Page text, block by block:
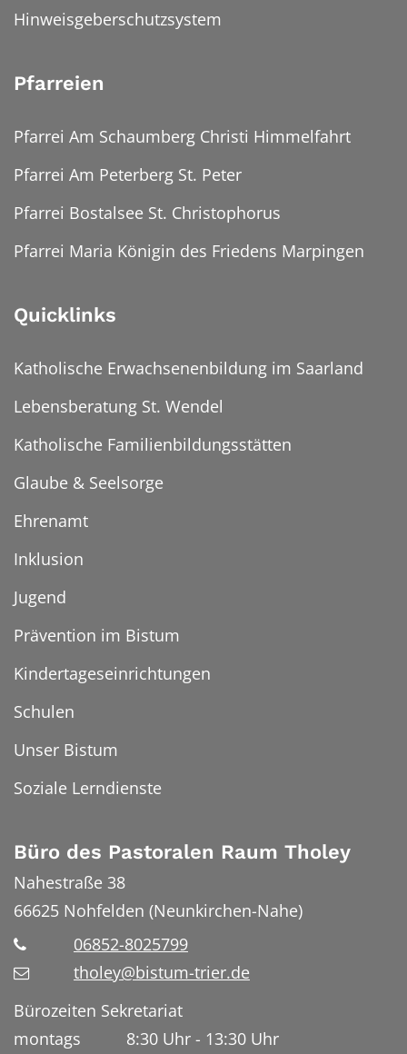
Hinweisgeberschutzsystem
Pfarreien
Pfarrei Am Schaumberg Christi Himmelfahrt
Pfarrei Am Peterberg St. Peter
Pfarrei Bostalsee St. Christophorus
Pfarrei Maria Königin des Friedens Marpingen
Quicklinks
Katholische Erwachsenenbildung im Saarland
Lebensberatung St. Wendel
Katholische Familienbildungsstätten
Glaube & Seelsorge
Ehrenamt
Inklusion
Jugend
Prävention im Bistum
Kindertageseinrichtungen
Schulen
Unser Bistum
Soziale Lerndienste
Büro des Pastoralen Raum Tholey
Nahestraße 38
66625 Nohfelden (Neunkirchen-Nahe)
06852-8025799
tholey@bistum-trier.de
Bürozeiten Sekretariat
montags 8:30 Uhr - 13:30 Uhr